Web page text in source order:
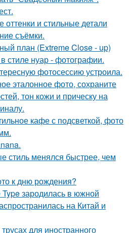
и стильные детали
съёмки.
план (Extreme Close - up)
стиле нуар - фотографии.
фотосессию устроила.
эталонное фото, сохраните
тон кожи и прическу на
кафе с подсветкой, фото
стиль менялся быстрее, чем
к дню рождения?
зародилась в южной
на Китай и
для иностранного